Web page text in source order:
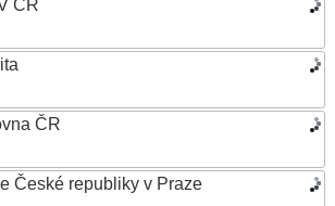
ČR
ČR
České republiky v Praze